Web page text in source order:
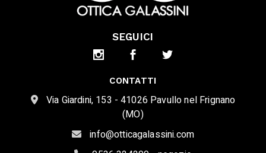
SEGUICI
CONTATTI
Via Giardini, 153 - 41026 Pavullo nel Frignano
(MO)
info@otticagalassini.com